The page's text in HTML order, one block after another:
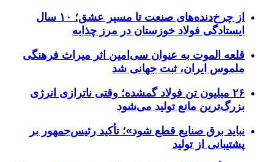
از چرخ‌دنده‌های صنعت تا مسیر عشق؛ ۱۰ سال
ایستادگی فولاد خوزستان در مرز چذابه
قلعه الموت به عنوان سی‌امین اثر میراث‌ فرهنگی
ملموس ایران، ثبت جهانی شد
۲۶ میلیون تن فولاد گمشده؛ وقتی ناترازی انرژی
بزرگ‌ترین مانع تولید می‌شود
نباید برق صنایع قطع شود»؛ تأکید رئیس‌جمهور بر
پشتیبانی از تولید